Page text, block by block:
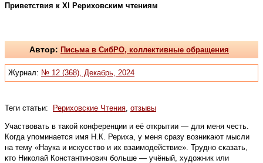
Приветствия к XI Рериховским чтениям
Автор: Письма в СибРО, коллективные обращения
Журнал: № 12 (368), Декабрь, 2024
Теги статьи: Рериховские Чтения отзывы
Участвовать в такой конференции и её открытии — для меня честь.
Когда упоминается имя Н.К. Рериха, у меня сразу возникают мысли
на тему «Наука и искусство и их взаимодействие». Трудно сказать,
кто Николай Константинович больше — учёный, художник или